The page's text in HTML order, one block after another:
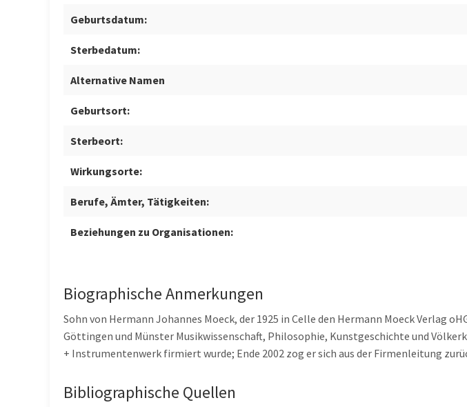
Geburtsdatum:
Sterbedatum:
Alternative Namen
Geburtsort:
Sterbeort:
Wirkungsorte:
Berufe, Ämter, Tätigkeiten:
Beziehungen zu Organisationen:
Biographische Anmerkungen
Sohn von Hermann Johannes Moeck, der 1925 in Celle den Hermann Moeck Verlag
Göttingen und Münster Musikwissenschaft, Philosophie, Kunstgeschichte und
+ Instrumentenwerk firmiert wurde; Ende 2002 zog er sich aus der Firmenleitung
Bibliographische Quellen